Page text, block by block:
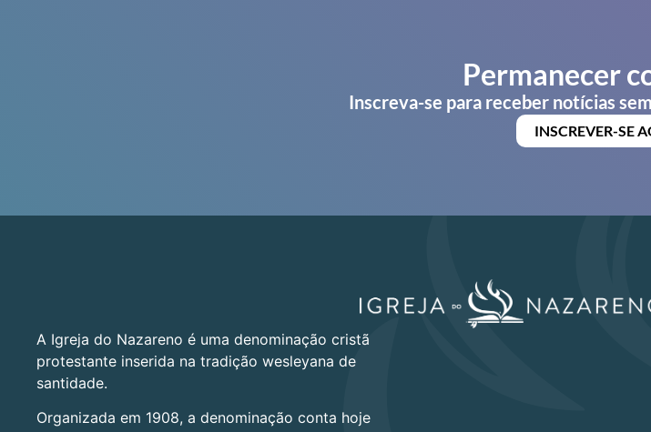
Permanecer
Inscreva-se para receber notícias
INSCREVER-SE
A Igreja do Nazareno é uma denominação cristã
protestante inserida na tradição wesleyana de
santidade.
Organizada em 1908, a denominação conta hoje